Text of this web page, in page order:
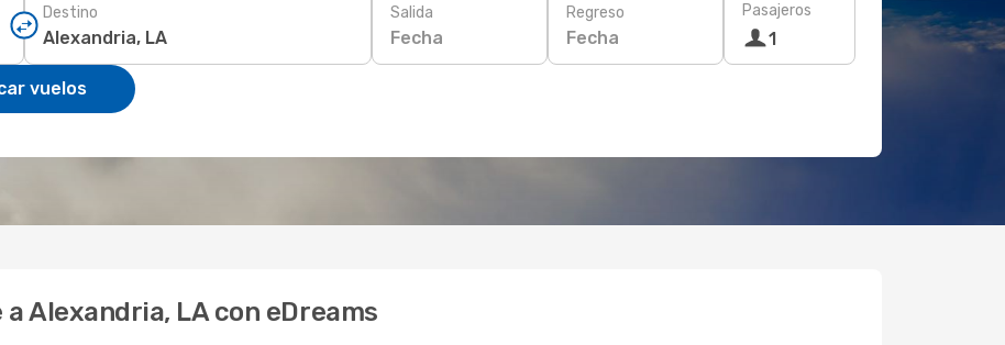
Destino Salida
Fecha
Regreso
Fecha
Pasajeros
1
vuelos
Alexandria, LA con eDreams